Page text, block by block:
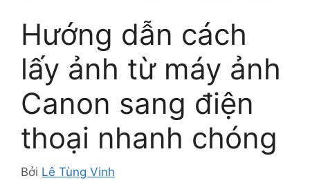
Hướng dẫn cách
lấy ảnh từ máy ảnh
Canon sang điện
thoại nhanh chóng
Bởi Lê Tùng Vinh